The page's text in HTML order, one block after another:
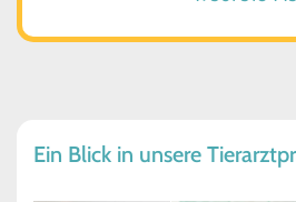
Ein Blick in unsere